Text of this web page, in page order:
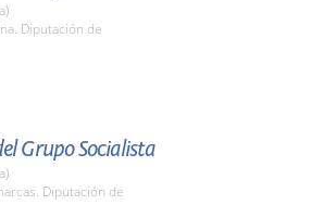
Diputación de
Grupo Socialista
Diputación de